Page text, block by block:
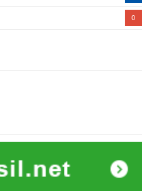
0